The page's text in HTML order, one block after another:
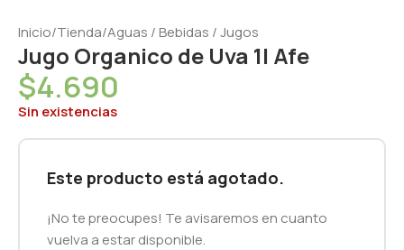
Inicio/Tienda/Aguas / Bebidas / Jugos
Jugo Organico de Uva 1l Afe
$4.690
Sin existencias
Este producto está agotado.
¡No te preocupes! Te avisaremos en cuanto
vuelva a estar disponible.